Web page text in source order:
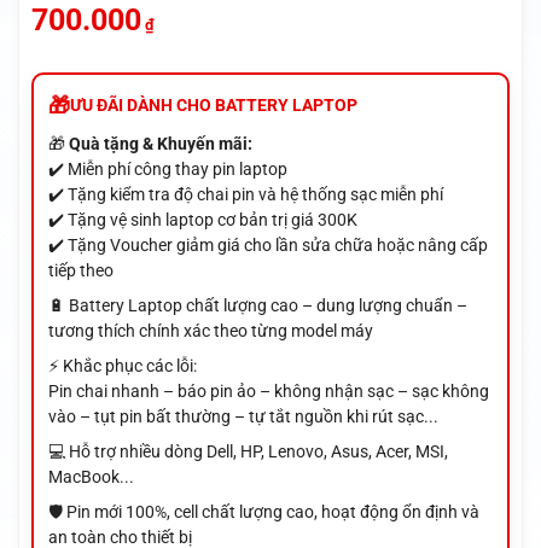
700.000 ₫
ƯU ĐÃI DÀNH CHO BATTERY LAPTOP
🎁Quà tặng & Khuyến mãi:
✔️ Miễn phí công thay pin laptop
✔️ Tặng kiểm tra độ chai pin và hệ thống sạc miễn phí
✔️ Tặng vệ sinh laptop cơ bản trị giá 300K
✔️ Tặng Voucher giảm giá cho lần sửa chữa hoặc nâng cấp
tiếp theo
🔋 Battery Laptop chất lượng cao – dung lượng chuẩn –
tương thích chính xác theo từng model máy
⚡ Khắc phục các lỗi:
Pin chai nhanh – báo pin ảo – không nhận sạc – sạc không
vào – tụt pin bất thường – tự tắt nguồn khi rút sạc...
💻 Hỗ trợ nhiều dòng Dell, HP, Lenovo, Asus, Acer, MSI,
MacBook...
🛡️ Pin mới 100%, cell chất lượng cao, hoạt động ổn định và
an toàn cho thiết bị